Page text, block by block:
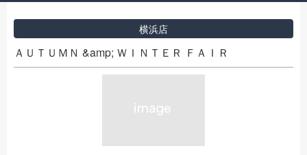
横浜店
ＡＵＴＵＭＮ &amp; ＷＩＮＴＥＲ ＦＡＩＲ